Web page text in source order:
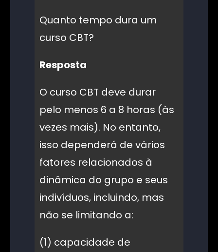
Quanto tempo dura um
curso CBT?
Resposta
O curso CBT deve durar
pelo menos 6 a 8 horas (às
vezes mais). No entanto,
isso dependerá de vários
fatores relacionados à
dinâmica do grupo e seus
indivíduos, incluindo, mas
não se limitando a:
(1) capacidade de